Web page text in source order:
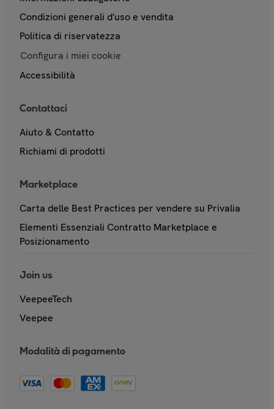
Condizioni generali d'uso e vendita
Politica di riservatezza
Configura i miei cookie
Accessibilità
Contattaci
Aiuto & Contatto
Richiami di prodotti
Marketplace
Carta delle Best Practices per vendere su Privalia
Elementi Essenziali Contratto Marketplace e
Posizionamento
Join us
VeepeeTech
Veepee
Modalità di pagamento